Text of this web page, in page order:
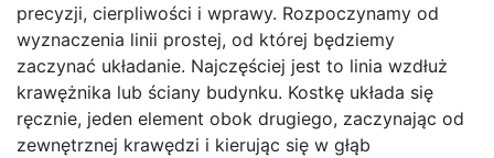
precyzji, cierpliwości i wprawy. Rozpoczynamy od
wyznaczenia linii prostej, od której będziemy
zaczynać układanie. Najczęściej jest to linia wzdłuż
krawężnika lub ściany budynku. Kostkę układa się
ręcznie, jeden element obok drugiego, zaczynając od
zewnętrznej krawędzi i kierując się w głąb